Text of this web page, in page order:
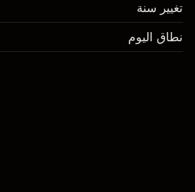
تغيير سنة
نطاق اليوم